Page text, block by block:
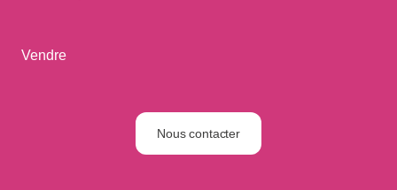
Vendre
Nous contacter